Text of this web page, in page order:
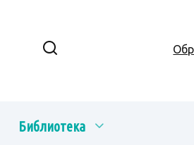
Библиотека